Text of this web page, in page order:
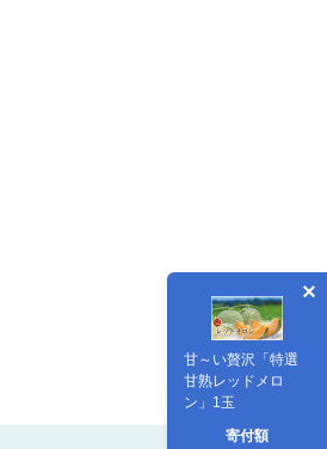
甘～い贅沢「特選
甘熟レッドメロ
ン」1玉
寄付額